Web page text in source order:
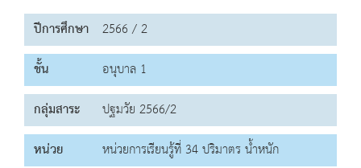
ปีการศึกษา 2566 / 2
ชั้น
อนุบาล 1
กลุ่มสาระ
ปฐมวัย 2566/2
หน่วย
หน่วยการเรียนรู้ที่ 34 ปริมาตร น้ำหนัก